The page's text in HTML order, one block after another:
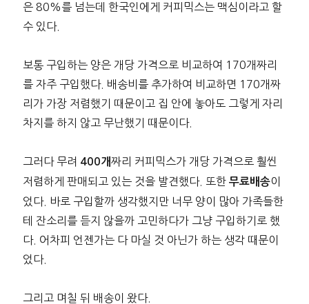
은 80%를 넘는데 한국인에게 커피믹스는 맥심이라고 할
수 있다.
보통 구입하는 양은 개당 가격으로 비교하여 170개짜리
를 자주 구입했다. 배송비를 추가하여 비교하면 170개짜
리가 가장 저렴했기 때문이고 집 안에 놓아도 그렇게 자리
차지를 하지 않고 무난했기 때문이다.
그러다 무려 400개짜리 커피믹스가 개당 가격으로 훨씬
저렴하게 판매되고 있는 것을 발견했다. 또한 무료배송이
었다. 바로 구입할까 생각했지만 너무 양이 많아 가족들한
테 잔소리를 듣지 않을까 고민하다가 그냥 구입하기로 했
다. 어차피 언젠가는 다 마실 것 아닌가 하는 생각 때문이
었다.
그리고 며칠 뒤 배송이 왔다.